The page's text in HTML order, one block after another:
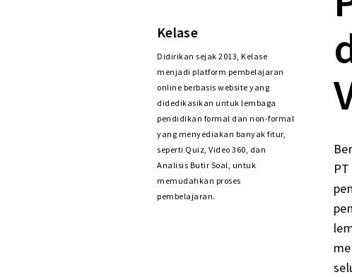
Kelase
Didirikan sejak 2013, Kelase
menjadi platform pembelajaran
online berbasis website yang
didedikasikan untuk lembaga
pendidikan formal dan non-formal
yang menyediakan banyak fitur,
seperti Quiz, Video 360, dan
Analisis Butir Soal, untuk
memudahkan proses
pembelajaran.